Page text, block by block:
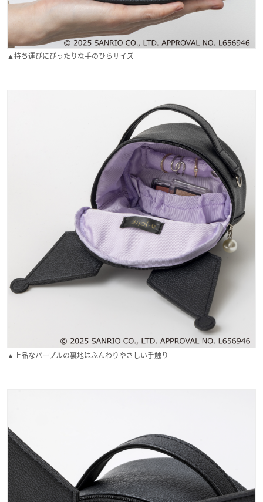
▲持ち運びにぴったりな手のひらサイズ
▲上品なパープルの裏地はふんわりやさしい手触り